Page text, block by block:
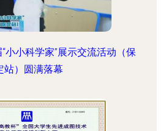
小小科学家”展示交流活动（保
站）圆满落幕